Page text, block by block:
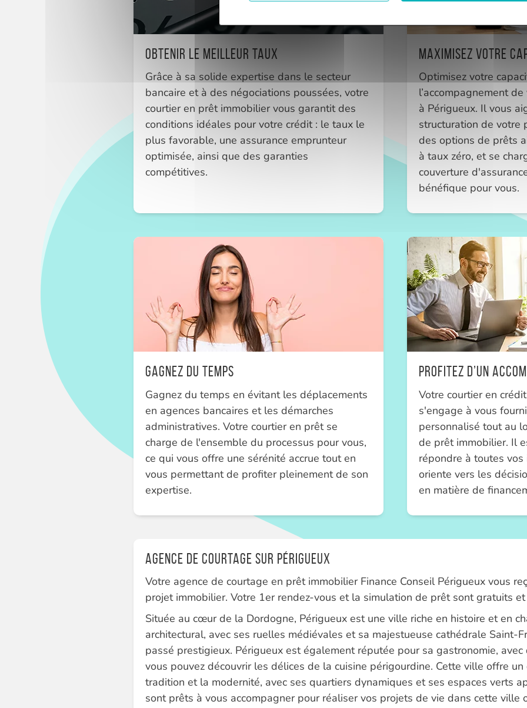
Obtenir le meilleur taux
Grâce à sa solide expertise dans le secteur
bancaire et à des négociations poussées, votre
courtier en prêt immobilier vous garantit des
conditions idéales pour votre crédit : le taux le
plus favorable, une assurance emprunteur
optimisée, ainsi que des garanties
compétitives.
Maximisez votre
Optimisez votre
l’accompagnement
à Périgueux. Il vous
structuration de votre
des options de prêts
à taux zéro, et se
couverture
bénéfique pour vous.
Gagnez du temps
Gagnez du temps en évitant les déplacements
en agences bancaires et les démarches
administratives. Votre courtier en prêt se
charge de l'ensemble du processus pour vous,
ce qui vous offre une sérénité accrue tout en
vous permettant de profiter pleinement de son
expertise.
Profitez d’un
Votre courtier en
s'engage à vous
personnalisé tout au
de prêt immobilier. Il
répondre à toutes
oriente vers les
en matière de
Agence de courtage sur Périgueux
Votre agence de courtage en prêt immobilier Finance Conseil Périgueux vous
projet immobilier. Votre 1er rendez-vous et la simulation de prêt sont gratuits
Située au cœur de la Dordogne, Périgueux est une ville riche en histoire et en
architectural, avec ses ruelles médiévales et sa majestueuse cathédrale Saint-
passé prestigieux. Périgueux est également réputée pour sa gastronomie, avec
vous pouvez découvrir les délices de la cuisine périgourdine. Cette ville offre
tradition et la modernité, avec ses quartiers dynamiques et ses espaces verts
sont prêts à vous accompagner pour réaliser vos projets de vie dans cette ville